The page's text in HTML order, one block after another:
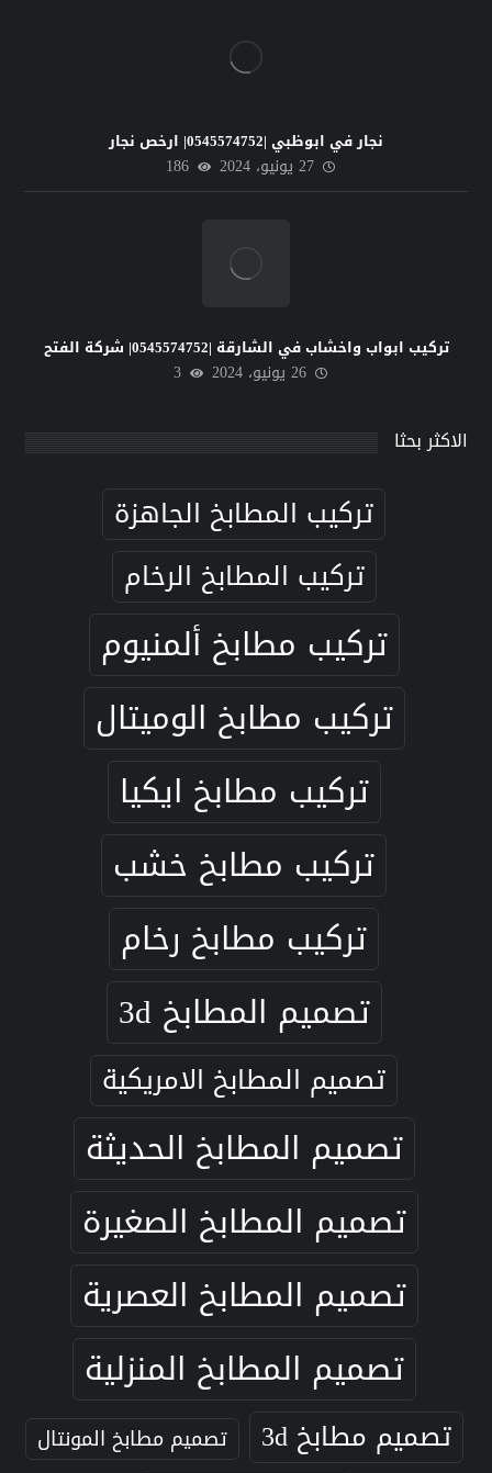
نجار في ابوظبي |0545574752| ارخص نجار
27 يونيو، 2024 186
تركيب ابواب واخشاب في الشارقة |0545574752| شركة الفتح
26 يونيو، 2024 3
الاكثر بحثا
تركيب المطابخ الجاهزة
تركيب المطابخ الرخام
تركيب مطابخ ألمنيوم
تركيب مطابخ الوميتال
تركيب مطابخ ايكيا
تركيب مطابخ خشب
تركيب مطابخ رخام
تصميم المطابخ 3d
تصميم المطابخ الامريكية
تصميم المطابخ الحديثة
تصميم المطابخ الصغيرة
تصميم المطابخ العصرية
تصميم المطابخ المنزلية
تصميم مطابخ 3d
تصميم مطابخ المونتال